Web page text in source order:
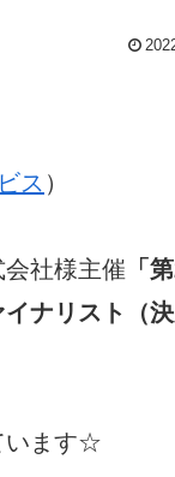
ス ）
社様主催 「
イナリスト（決
います☆